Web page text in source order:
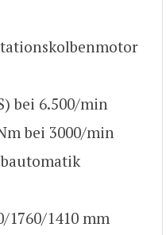
bei 6.500/min
bei 3000/min
1760/1410 mm